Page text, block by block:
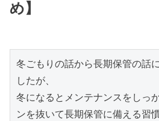
め】
冬ごもりの話から長期保管の話
したが、
冬になるとメンテナンスをしっ
ンを抜いて長期保管に備える習